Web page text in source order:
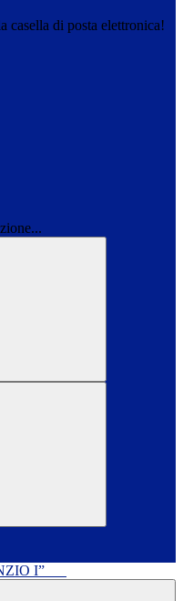
casella di posta elettronica!